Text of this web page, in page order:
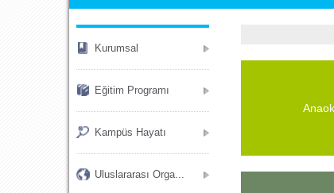
Kurumsal
Eğitim Programı
Kampüs Hayatı
Uluslararası Orga...